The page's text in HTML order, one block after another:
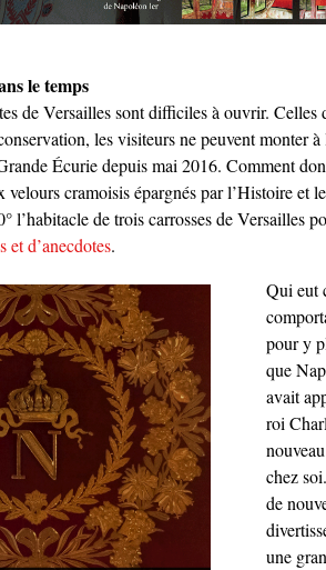
le temps
de Versailles sont difficiles à ouvrir. Celles
les visiteurs ne peuvent monter
Écurie depuis mai 2016. Comment
velours cramoisis épargnés par l’Histoire et
l’habitacle de trois carrosses de Versailles
et d’anecdotes.
Qui eut
pour y
que
avait
roi
chez
de
une